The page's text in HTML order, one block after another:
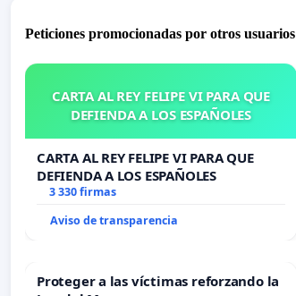
Peticiones promocionadas por otros usuarios
CARTA AL REY FELIPE VI PARA QUE
DEFIENDA A LOS ESPAÑOLES
CARTA AL REY FELIPE VI PARA QUE
DEFIENDA A LOS ESPAÑOLES
3 330 firmas
Aviso de transparencia
Proteger a las víctimas reforzando la